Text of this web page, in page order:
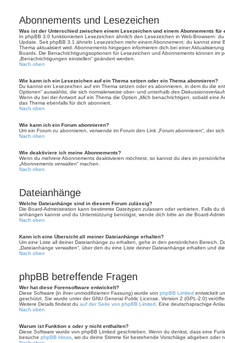
Abonnements und Lesezeichen
Was ist der Unterschied zwischen einem Lesezeichen und einem Abonnements für
In phpBB 3.0 funktionierten Lesezeichen ähnlich den Lesezeichen in Web-Browsern:
Update. Seit phpBB 3.1 ähneln Lesezeichen mehr einem Abonnement: du kannst eine
Thema aktualisiert wird. Abonnements hingegen informieren dich bei einer
Boards. Die Benachrichtigungsoptionen für Lesezeichen und Abonnements können im
„Benachrichtigungen einstellen“ geändert werden.
Nach oben
Wie kann ich ein Lesezeichen auf ein Thema setzen oder ein Thema abonnieren?
Du kannst ein Lesezeichen auf ein Thema setzen oder es abonnieren, in dem du die
Optionen“ auswählst, die sich normalerweise ober- und unterhalb des
Wenn du bei der Antwort auf ein Thema die Option „Mich benachrichtigen, sobald eine
das Thema ebenfalls für dich abonniert.
Nach oben
Wie kann ich ein Forum abonnieren?
Um ein Forum zu abonnieren, verwende im Forum den Link „Forum abonnieren“, der
Nach oben
Wie deaktiviere ich meine Abonnements?
Wenn du mehrere Abonnements deaktivieren möchtest, so kannst du dies im
„Abonnements verwalten“ machen.
Nach oben
Dateianhänge
Welche Dateianhänge sind in diesem Forum zulässig?
Die Board-Administration kann bestimmte Dateitypen zulassen oder verbieten. Falls du
anhängen kannst und du Unterstützung benötigst, wende dich bitte an die Board-
Nach oben
Kann ich eine Übersicht all meiner Dateianhänge erhalten?
Um eine Liste all deiner Dateianhänge zu erhalten, gehe in den persönlichen Bereich.
„Dateianhänge verwalten“, über den du eine Liste deiner Dateianhänge erhalten und
Nach oben
phpBB betreffende Fragen
Wer hat diese Forensoftware entwickelt?
Diese Software (in ihrer unmodifizierten Fassung) wurde von phpBB Limited entwickelt
geschützt. Sie wurde unter der GNU General Public License, Version 2 (GPL-2.0)
Weitere Details findest du auf der Seite von phpBB Limited . Eine deutschsprachige
Nach oben
Warum ist Funktion x oder y nicht enthalten?
Diese Software wurde von phpBB Limited geschrieben. Wenn du denkst, dass eine
besuche phpBB Ideas , wo du deine Stimme für bestehende Vorschläge abgeben oder